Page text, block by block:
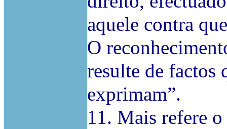
aquele contra
O
resulte de factos
exprimam”.
11. Mais refere